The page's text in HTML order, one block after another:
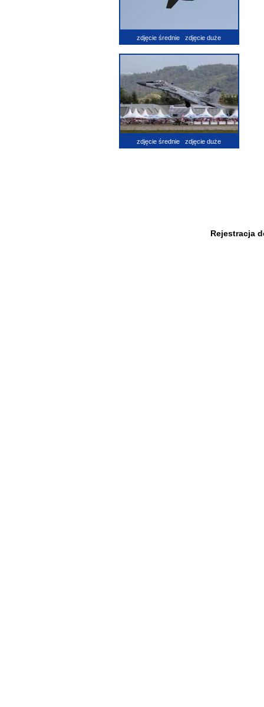
zdjęcie średnie zdjęcie duże
zdjęcie średnie zdjęcie duże
Rejestracja